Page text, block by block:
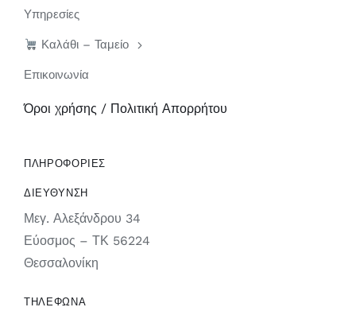
Υπηρεσίες
Καλάθι – Ταμείο
Επικοινωνία
Όροι χρήσης / Πολιτική Απορρήτου
ΠΛΗΡΟΦΟΡΙΕΣ
ΔΙΕΥΘΥΝΣΗ
Μεγ. Αλεξάνδρου 34
Εύοσμος – ΤΚ 56224
Θεσσαλονίκη
ΤΗΛΕΦΩΝΑ